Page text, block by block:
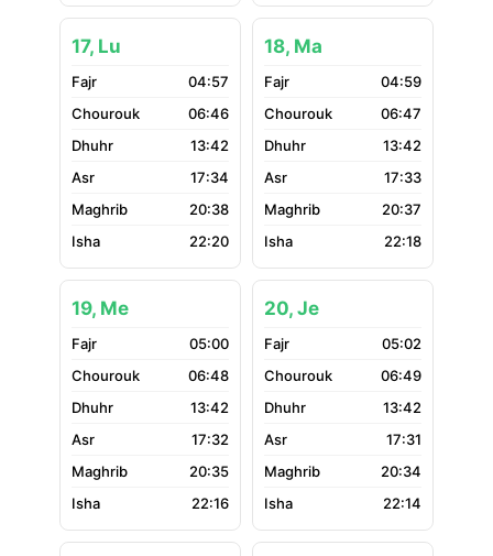
17, Lu
04:57
06:46
13:42
17:34
20:38
22:20
18, Ma
04:59
06:47
13:42
17:33
20:37
22:18
19, Me
05:00
06:48
13:42
17:32
20:35
22:16
20, Je
05:02
06:49
13:42
17:31
20:34
22:14